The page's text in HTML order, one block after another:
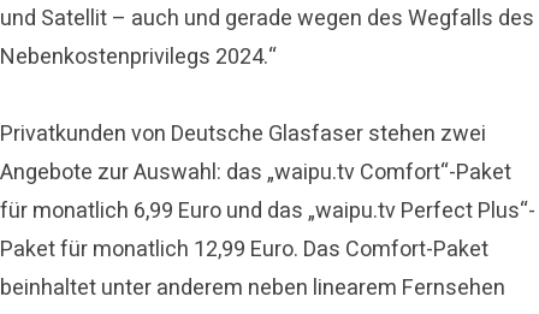
und Satellit – auch und gerade wegen des Wegfalls des
Nebenkostenprivilegs 2024.“
Privatkunden von Deutsche Glasfaser stehen zwei
Angebote zur Auswahl: das „waipu.tv Comfort“-Paket
für monatlich 6,99 Euro und das „waipu.tv Perfect Plus“-
Paket für monatlich 12,99 Euro. Das Comfort-Paket
beinhaltet unter anderem neben linearem Fernsehen